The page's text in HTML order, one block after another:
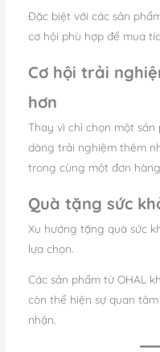
Đặc biệt với các sản
cơ hội phù hợp để mua
Cơ hội trải
hơn
Thay vì chỉ chọn một
dàng trải nghiệm thêm
trong cùng một đơn
Quà tặng sức
Xu hướng tặng quà sức
lựa chọn.
Các sản phẩm từ OHAL
còn thể hiện sự quan
nhận.